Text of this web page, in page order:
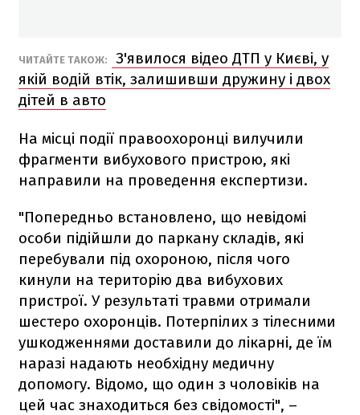
ЧИТАЙТЕ ТАКОЖ:
З'явилося відео ДТП у Києві, у
якій водій втік, залишивши дружину і двох
дітей в авто
На місці події правоохоронці вилучили
фрагменти вибухового пристрою, які
направили на проведення експертизи.
"Попередньо встановлено, що невідомі
особи підійшли до паркану складів, які
перебували під охороною, після чого
кинули на територію два вибухових
пристрої. У результаті травми отримали
шестеро охоронців. Потерпілих з тілесними
ушкодженнями доставили до лікарні, де їм
наразі надають необхідну медичну
допомогу. Відомо, що один з чоловіків на
цей час знаходиться без свідомості", –